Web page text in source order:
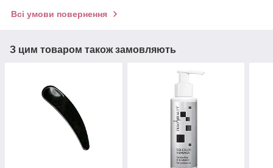
Всі умови повернення
З цим товаром також замовляють